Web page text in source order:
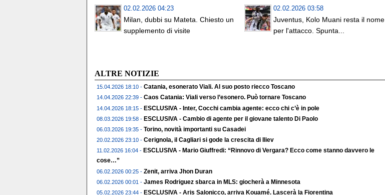
02.02.2026 04:23
Milan, dubbi su Mateta. Chiesto un
supplemento di visite
02.02.2026 03:58
Juventus, Kolo Muani resta il nome
per l'attacco. Spunta...
ALTRE NOTIZIE
15.04.2026 18:10 - Catania, esonerato Viali. Al suo posto riecco Toscano
14.04.2026 22:39 - Caos Catania: Viali verso l’esonero. Può tornare Toscano
14.04.2026 18:15 - ESCLUSIVA - Inter, Cocchi cambia agente: ecco chi c’è in pole
08.03.2026 19:58 - ESCLUSIVA - Cambio di agente per il giovane talento Di Paolo
06.03.2026 19:35 - Torino, novità importanti su Casadei
20.02.2026 23:10 - Cerignola, il Cagliari si gode la crescita di Iliev
11.02.2026 16:04 - ESCLUSIVA - Mario Giuffredi: “Rinnovo di Vergara? Ecco come stanno davvero le
cose…”
06.02.2026 00:25 - Zenit, arriva Jhon Duran
06.02.2026 00:01 - James Rodriguez sbarca in MLS: giocherà a Minnesota
05.02.2026 23:44 - ESCLUSIVA - Aris Salonicco, arriva Kouamé. Lascerà la Fiorentina